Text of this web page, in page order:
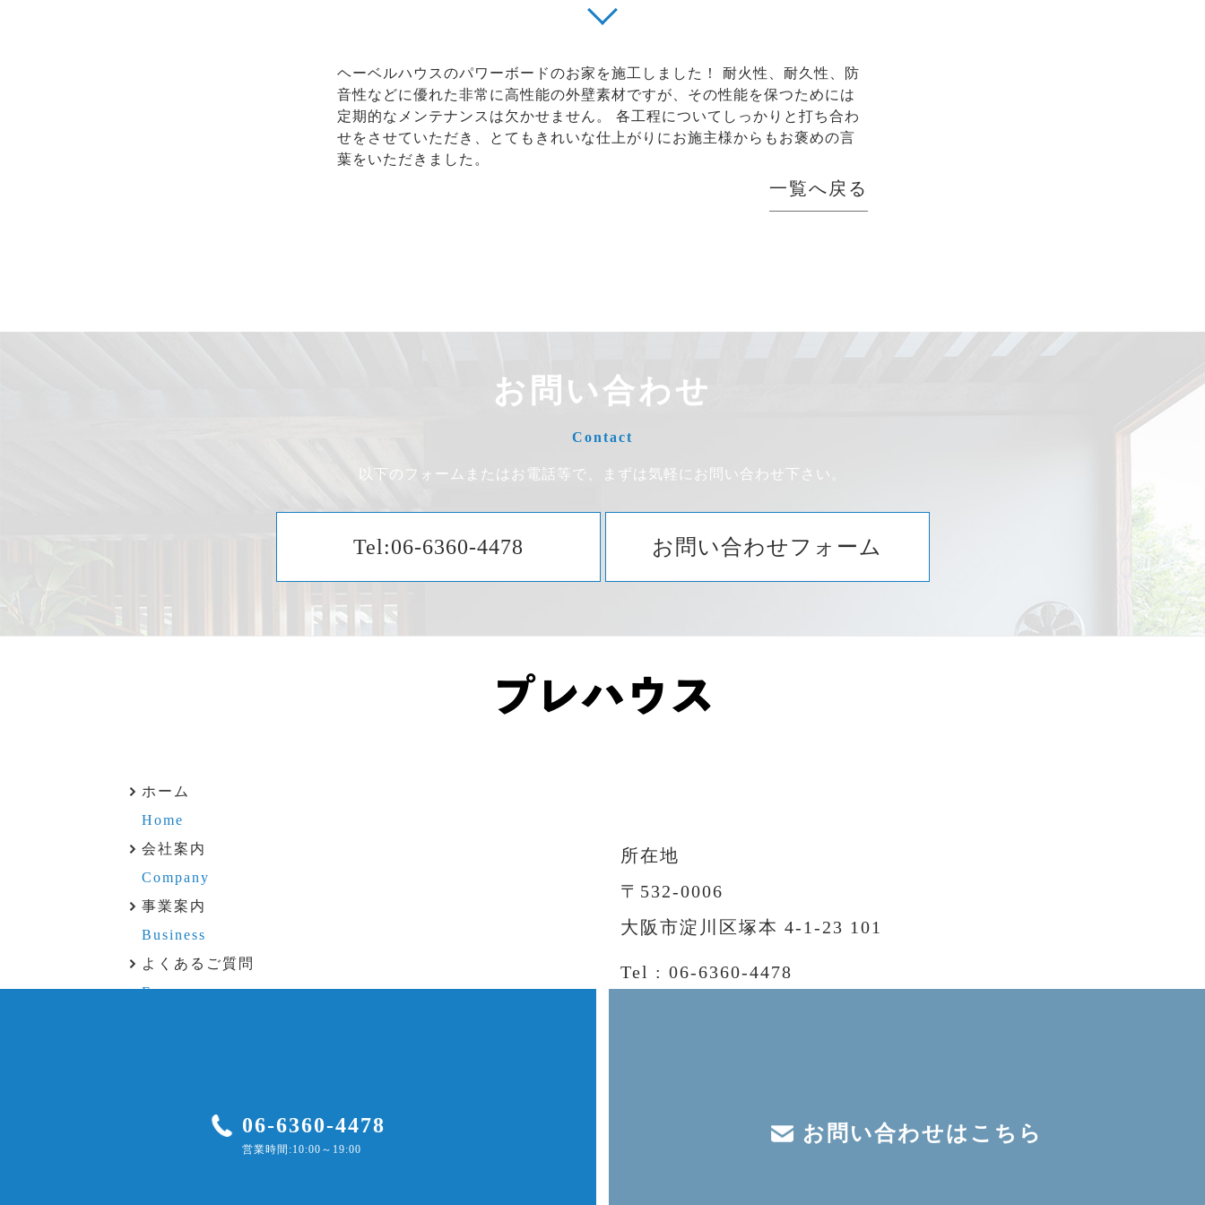
06-6360-4478
営業時間:10:00～19:00
お問い合わせはこちら
ヘーベルハウスのパワーボードのお家を施工しました！ 耐火性、耐久性、防
音性などに優れた非常に高性能の外壁素材ですが、その性能を保つためには
定期的なメンテナンスは欠かせません。 各工程についてしっかりと打ち合わ
せをさせていただき、とてもきれいな仕上がりにお施主様からもお褒めの言
葉をいただきました。
一覧へ戻る
お問い合わせ
Contact
以下のフォームまたはお電話等で、まずは気軽にお問い合わせ下さい。
Tel:06-6360-4478 お問い合わせフォーム
ホーム
Home
会社案内
Company
事業案内
Business
よくあるご質問
Faq
プライバシーポリシー
所在地
〒532-0006
大阪市淀川区塚本 4-1-23 101
Tel : 06-6360-4478